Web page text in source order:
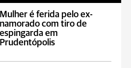
Mulher é ferida pelo ex-
namorado com tiro de
espingarda em
Prudentópolis